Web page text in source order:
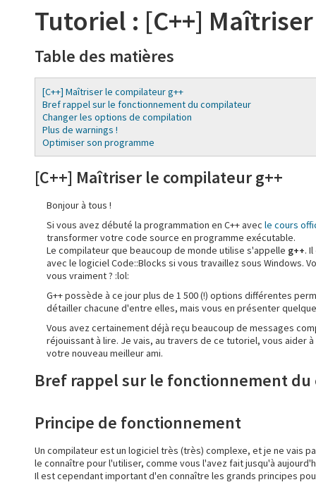
Tutoriel : [C++]
Table des matières
[C++] Maîtriser le compilateur g++
Bref rappel sur le fonctionnement du compilateur
Changer les options de compilation
Plus de warnings !
Optimiser son programme
[C++] Maîtriser le compilateur g++
Bonjour à tous !
Si vous avez débuté la programmation en C++ avec le cours
transformer votre code source en programme exécutable.
Le compilateur que beaucoup de monde utilise s'appelle g++.
avec le logiciel Code::Blocks si vous travaillez sous Windows.
vous vraiment ? :lol:
G++ possède à ce jour plus de 1 500 (!) options différentes
détailler chacune d'entre elles, mais vous en présenter
Vous avez certainement déjà reçu beaucoup de messages
réjouissant à lire. Je vais, au travers de ce tutoriel, vous aider
votre nouveau meilleur ami.
Bref rappel sur le fonctionnement
Principe de fonctionnement
Un compilateur est un logiciel très (très) complexe, et je ne vais
le connaître pour l'utiliser, comme vous l'avez fait jusqu'à
Il est cependant important d'en connaître les grands principes